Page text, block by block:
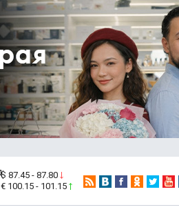
$ 87.45 - 87.80
€ 100.15 - 101.15